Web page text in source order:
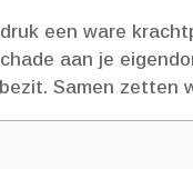
een ware
aan je
Samen